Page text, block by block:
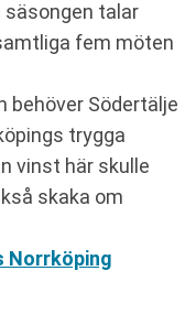
talar
fem möten
behöver Södertälje
trygga
vinst här skulle
skaka om
Norrköping